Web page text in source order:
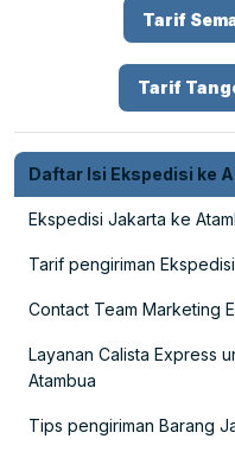
Tarif
Tarif
Daftar Isi Ekspedisi ke
Ekspedisi Jakarta ke
Tarif pengiriman
Contact Team Marketing
Layanan Calista Express
Atambua
Tips pengiriman Barang